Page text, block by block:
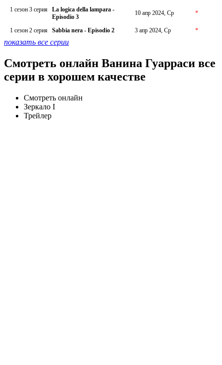
1 сезон 3 серия
La logica della lampara -
Episodio 3
10 апр 2024, Ср *
1 сезон 2 серия Sabbia nera - Episodio 2 3 апр 2024, Ср *
показать все серии
Смотреть онлайн Ванина Гуарраси все
серии в хорошем качестве
Смотреть онлайн
Зеркало I
Трейлер